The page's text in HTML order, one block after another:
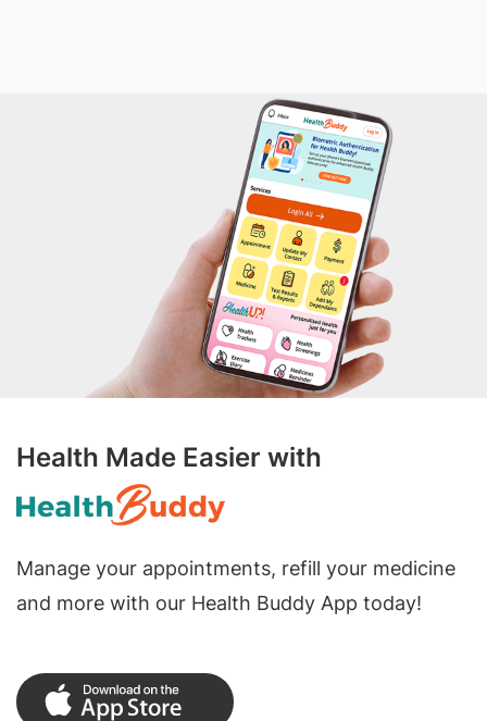
Health Made Easier with
Manage your appointments, refill your medicine
and more with our Health Buddy App today!